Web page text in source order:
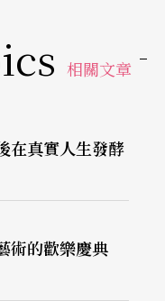
梗劇場，之後的
味，比如《CYH-
車劇闖》（201
稀缺式展演，讓演
他也曾因「陪著
八小時（那回他
劇場史中，參與
錄。
相關文章
資玩遊戲 然後在真實人生發酵
向藝術的歡樂慶典